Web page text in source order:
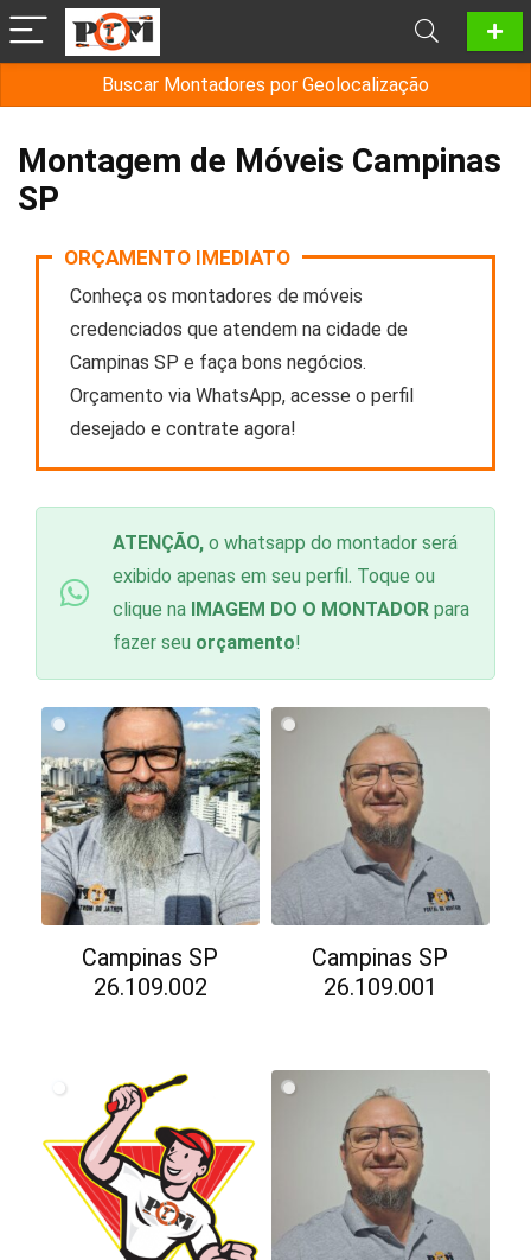
Buscar Montadores por Geolocalização
Montagem de Móveis Campinas
SP
ORÇAMENTO IMEDIATO
Conheça os montadores de móveis
credenciados que atendem na cidade de
Campinas SP e faça bons negócios.
Orçamento via WhatsApp, acesse o perfil
desejado e contrate agora!
ATENÇÃO, o whatsapp do montador será
exibido apenas em seu perfil. Toque ou
clique na IMAGEM DO O MONTADOR para
fazer seu orçamento!
Campinas SP
26.109.002
Campinas SP
26.109.001